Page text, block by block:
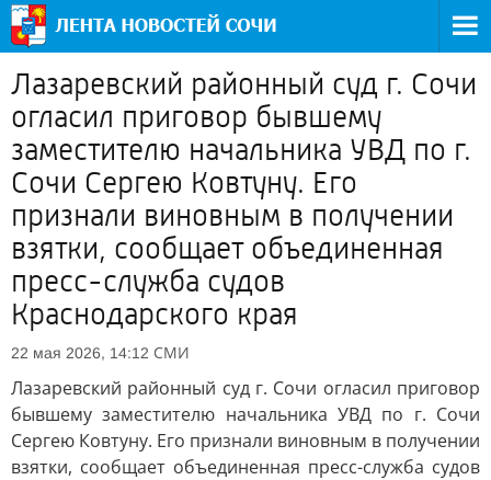
Лазаревский районный суд г. Сочи
огласил приговор бывшему
заместителю начальника УВД по г.
Сочи Сергею Ковтуну. Его
признали виновным в получении
взятки, сообщает объединенная
пресс-служба судов
Краснодарского края
22 мая 2026, 14:12 СМИ
Лазаревский районный суд г. Сочи огласил приговор
бывшему заместителю начальника УВД по г. Сочи
Сергею Ковтуну. Его признали виновным в получении
взятки, сообщает объединенная пресс-служба судов